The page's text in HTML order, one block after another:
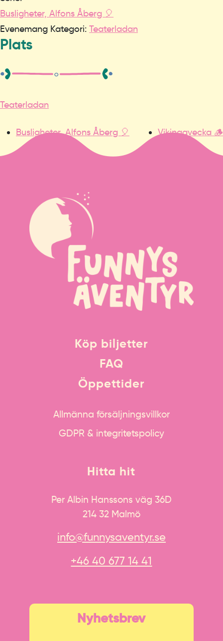
Busligheter, Alfons Åberg 🎈
Evenemang Kategori: Teaterladan
Plats
Teaterladan
Busligheter, Alfons Åberg 🎈 Vikingavecka 🪵
Köp biljetter
FAQ
Öppettider
Allmänna försäljningsvillkor
GDPR & integritetspolicy
Hitta hit
Per Albin Hanssons väg 36D
214 32 Malmö
info@funnysaventyr.se
+46 40 677 14 41
Nyhetsbrev